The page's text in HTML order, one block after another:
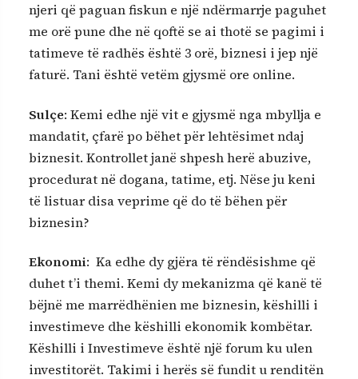
njeri që paguan fiskun e një ndërmarrje paguhet
me orë pune dhe në qoftë se ai thotë se pagimi i
tatimeve të radhës është 3 orë, biznesi i jep një
faturë. Tani është vetëm gjysmë ore online.
Sulçe: Kemi edhe një vit e gjysmë nga mbyllja e
mandatit, çfarë po bëhet për lehtësimet ndaj
biznesit. Kontrollet janë shpesh herë abuzive,
procedurat në dogana, tatime, etj. Nëse ju keni
të listuar disa veprime që do të bëhen për
biznesin?
Ekonomi: Ka edhe dy gjëra të rëndësishme që
duhet t’i themi. Kemi dy mekanizma që kanë të
bëjnë me marrëdhënien me biznesin, këshilli i
investimeve dhe këshilli ekonomik kombëtar.
Këshilli i Investimeve është një forum ku ulen
investitorët. Takimi i herës së fundit u renditën